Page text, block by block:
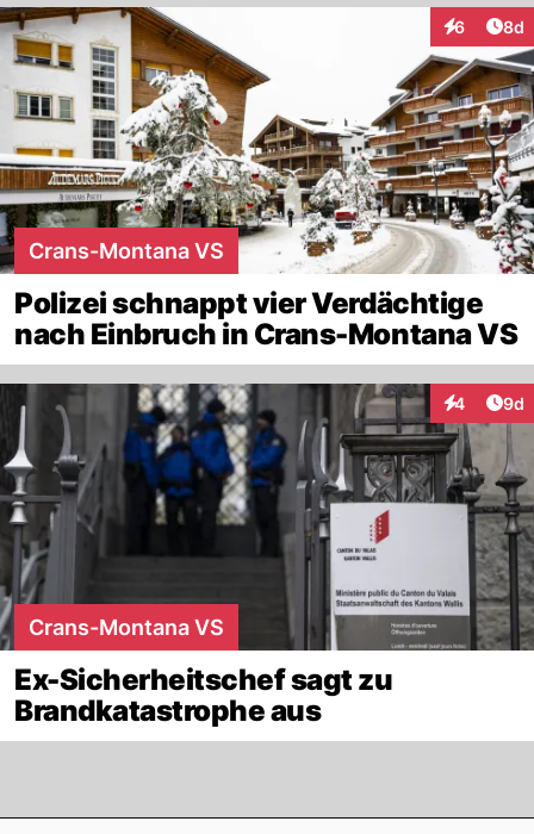
6 8d
Crans-Montana VS
Polizei schnappt vier Verdächtige
nach Einbruch in Crans-Montana VS
4 9d
Crans-Montana VS
Ex-Sicherheitschef sagt zu
Brandkatastrophe aus